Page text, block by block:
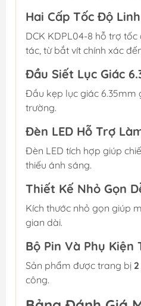
Hai Cấp Tốc Độ
DCK KDPL04-8 hỗ trợ tốc
tác, từ bắt vít chính xác
Đầu Siết Lục Giác
Đầu kẹp lục giác 6.35mm
trường.
Đèn LED Hỗ Trợ
Đèn LED tích hợp giúp
thiếu ánh sáng.
Thiết Kế Nhỏ Gọn
Kích thước nhỏ gọn giúp
gian dài.
Bộ Pin Và Phụ Kiện
Sản phẩm được trang bị
công.